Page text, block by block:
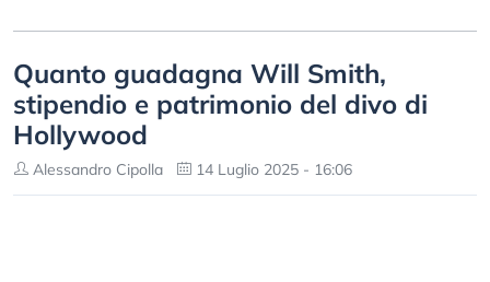
Quanto guadagna Will Smith,
stipendio e patrimonio del divo di
Hollywood
Alessandro Cipolla 14 Luglio 2025 - 16:06